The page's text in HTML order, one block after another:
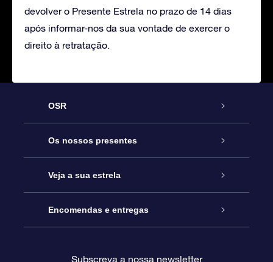
devolver o Presente Estrela no prazo de 14 dias
após informar-nos da sua vontade de exercer o
direito à retratação.
OSR
Serviço
Contactos
O Blog
Os nossos presentes
Prenda Star Online
Pacote Prenda OSR
Veja a sua estrela
Registo de Estrela
Encomendas e entregas
Subscreva a nossa newsletter